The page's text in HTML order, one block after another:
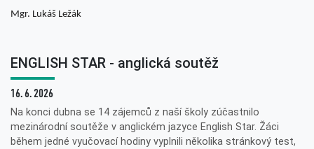
Mgr. Lukáš Ležák
ENGLISH STAR - anglická soutěž
16. 6. 2026
Na konci dubna se 14 zájemců z naší školy zúčastnilo
mezinárodní soutěže v anglickém jazyce English Star. Žáci
během jedné vyučovací hodiny vyplnili několika stránkový test,